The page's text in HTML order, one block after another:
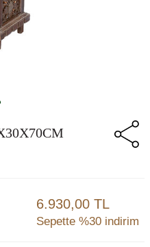
6.930,00 TL
Sepette %30 indirim